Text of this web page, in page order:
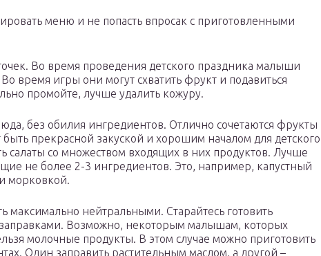
меню и не попасть впросак с приготовленными
Во время проведения детского праздника малыши
время игры они могут схватить фрукт и подавиться
промойте, лучше удалить кожуру.
без обилия ингредиентов. Отлично сочетаются фрукты
прекрасной закуской и хорошим началом для детского
салаты со множеством входящих в них продуктов. Лучше
не более 2-3 ингредиентов. Это, например, капустный
морковкой.
максимально нейтральными. Старайтесь готовить
Возможно, некоторым малышам, которых
молочные продукты. В этом случае можно приготовить
Один заправить растительным маслом, а другой –